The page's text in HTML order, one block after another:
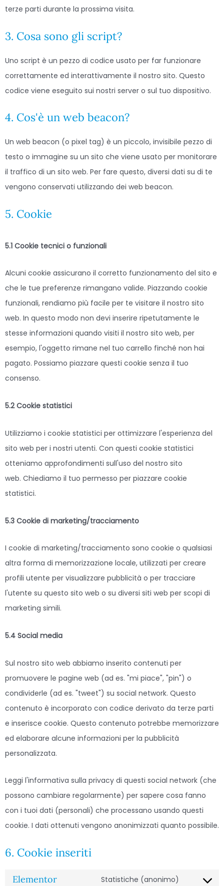
terze parti durante la prossima visita.
3. Cosa sono gli script?
Uno script è un pezzo di codice usato per far funzionare
correttamente ed interattivamente il nostro sito. Questo
codice viene eseguito sui nostri server o sul tuo dispositivo.
4. Cos'è un web beacon?
Un web beacon (o pixel tag) è un piccolo, invisibile pezzo di
testo o immagine su un sito che viene usato per monitorare
il traffico di un sito web. Per fare questo, diversi dati su di te
vengono conservati utilizzando dei web beacon.
5. Cookie
5.1 Cookie tecnici o funzionali
Alcuni cookie assicurano il corretto funzionamento del sito e
che le tue preferenze rimangano valide. Piazzando cookie
funzionali, rendiamo più facile per te visitare il nostro sito
web. In questo modo non devi inserire ripetutamente le
stesse informazioni quando visiti il nostro sito web, per
esempio, l'oggetto rimane nel tuo carrello finché non hai
pagato. Possiamo piazzare questi cookie senza il tuo
consenso.
5.2 Cookie statistici
Utilizziamo i cookie statistici per ottimizzare l'esperienza del
sito web per i nostri utenti. Con questi cookie statistici
otteniamo approfondimenti sull'uso del nostro sito
web. Chiediamo il tuo permesso per piazzare cookie
statistici.
5.3 Cookie di marketing/tracciamento
I cookie di marketing/tracciamento sono cookie o qualsiasi
altra forma di memorizzazione locale, utilizzati per creare
profili utente per visualizzare pubblicità o per tracciare
l'utente su questo sito web o su diversi siti web per scopi di
marketing simili.
5.4 Social media
Sul nostro sito web abbiamo inserito contenuti per
promuovere le pagine web (ad es. "mi piace", "pin") o
condividerle (ad es. "tweet") su social network. Questo
contenuto è incorporato con codice derivato da terze parti
e inserisce cookie. Questo contenuto potrebbe memorizzare
ed elaborare alcune informazioni per la pubblicità
personalizzata.
Leggi l'informativa sulla privacy di questi social network (che
possono cambiare regolarmente) per sapere cosa fanno
con i tuoi dati (personali) che processano usando questi
cookie. I dati ottenuti vengono anonimizzati quanto possibile.
6. Cookie inseriti
Elementor Statistiche (anonimo)